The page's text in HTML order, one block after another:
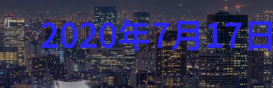
お知らせ 芸能界
2020年7月17